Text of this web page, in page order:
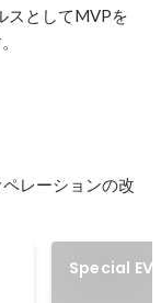
スとしてMVPを
レーションの改
Special